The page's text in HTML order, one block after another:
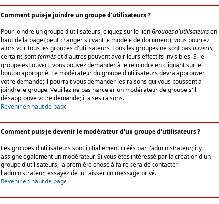
Comment puis-je joindre un groupe d'utilisateurs ?
Pour joindre un groupe d'utilisateurs, cliquez sur le lienGroupes d'utilisateursen
haut de la page (peut changer suivant le modèle de document); vous pourrez
alors voir tous les groupes d'utilisateurs. Tous les groupes ne sont pasouverts;
certains sontferméset d'autres peuvent avoir leurs effectifs invisibles. Si le
groupe est ouvert, vous pouvez demander à le rejoindre en cliquant sur le
bouton approprié. Le modérateur du groupe d'utilisateurs devra approuver
votre demande; il pourrait vous demander les raisons qui vous poussent à
joindre le groupe. Veuillez ne pas harceler un modérateur de groupe s'il
désapprouve votre demande; il a ses raisons.
Revenir en haut de page
Comment puis-je devenir le modérateur d'un groupe d'utilisateurs ?
Les groupes d'utilisateurs sont initiallement créés par l'administrateur; il y
assigne également un modérateur. Si vous êtes intéressé par la création d'un
groupe d'utilisateurs, la première chose à faire sera de contacter
l'administrateur; essayez de lui laisser un message privé.
Revenir en haut de page